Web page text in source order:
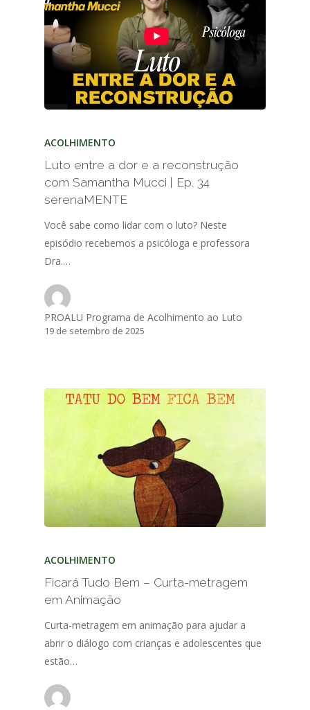
ACOLHIMENTO
Luto entre a dor e a reconstrução
com Samantha Mucci | Ep. 34
serenaMENTE
Você sabe como lidar com o luto? Neste
episódio recebemos a psicóloga e professora
Dra.…
PROALU Programa de Acolhimento ao Luto
19 de setembro de 2025
ACOLHIMENTO
Ficará Tudo Bem – Curta-metragem
em Animação
Curta-metragem em animação para ajudar a
abrir o diálogo com crianças e adolescentes que
estão…